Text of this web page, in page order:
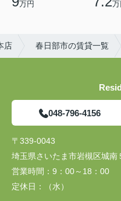
万円 万
店 春日部市の賃貸一覧
048-796-4156
〒339-0043
埼玉県さいたま市岩槻区城南
営業時間： 9：00～18：00
定休日：
（水）